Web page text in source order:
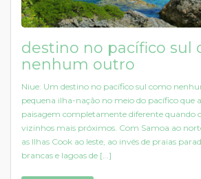
destino no pacífico sul
nenhum outro
Niue: Um destino no pacífico sul como
pequena ilha-nação no meio do pacífico que
paisagem completamente diferente quando
vizinhos mais próximos. Com Samoa ao
as Ilhas Cook ao leste, ao invés de praias
brancas e lagoas de [...]